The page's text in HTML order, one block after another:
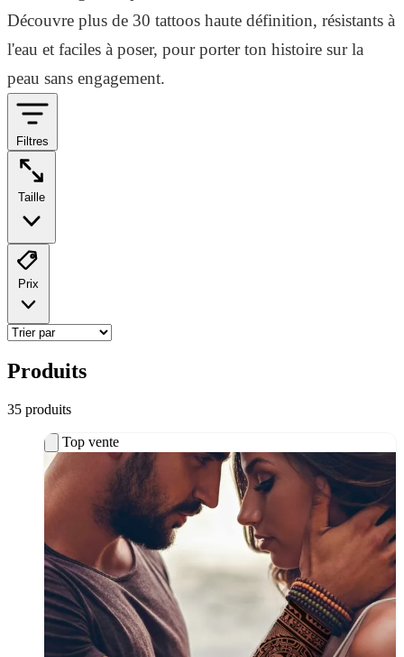
Découvre plus de 30 tattoos haute définition, résistants à
l'eau et faciles à poser, pour porter ton histoire sur la
peau sans engagement.
Filtres
Produits
35 produits
Top vente